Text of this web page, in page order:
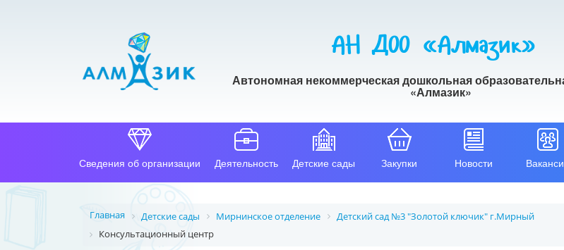
АН ДОО «Алмазик»
Автономная некоммерческая дошкольная
«Алмазик»
Сведения об организации Деятельность Детские сады Закупки Новости
Главная Детские сады Мирнинское отделение
Детский сад №3 "Золотой ключик" г.Мирный
Консультационный центр